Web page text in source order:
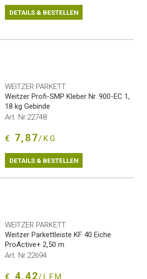
DETAILS & BESTELLEN
WEITZER PARKETT
Weitzer Profi-SMP Kleber Nr. 900-EC 1,
18 kg Gebinde
Art. Nr.22748
€ 7,87/KG
DETAILS & BESTELLEN
WEITZER PARKETT
Weitzer Parkettleiste KF 40 Eiche
ProActive+ 2,50 m
Art. Nr.22694
€ 4,42/LFM